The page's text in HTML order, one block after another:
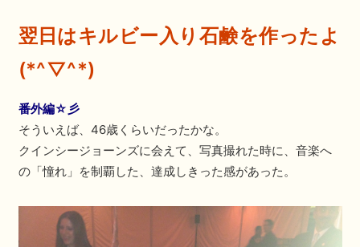
翌日はキルビー入り石鹸を作ったよ
(*^▽^*)
番外編☆彡
そういえば、46歳くらいだったかな。
クインシージョーンズに会えて、写真撮れた時に、音楽へ
の「憧れ」を制覇した、達成しきった感があった。